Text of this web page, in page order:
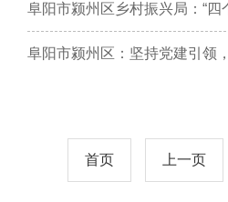
阜阳市颍州区乡村振兴局：“四
阜阳市颍州区：坚持党建引领
首页 上一页